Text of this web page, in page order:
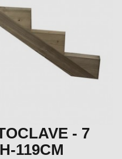
- 7
119CM